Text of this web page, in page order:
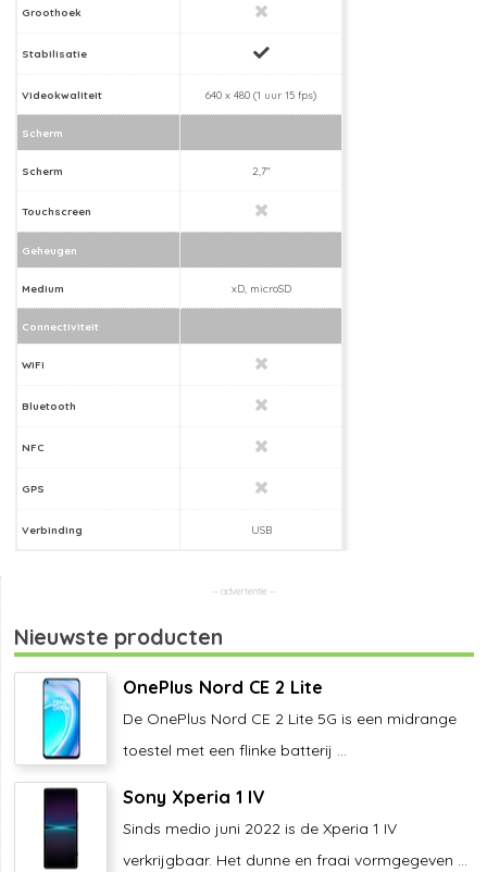
Groothoek
Stabilisatie
Videokwaliteit 640 x 480 (1 uur 15 fps)
Scherm
Scherm 2,7"
Touchscreen
Geheugen
Medium xD, microSD
Connectiviteit
WiFi
Bluetooth
NFC
GPS
Verbinding USB
Nieuwste producten
OnePlus Nord CE 2 Lite
De OnePlus Nord CE 2 Lite 5G is een midrange
toestel met een flinke batterij ...
Sony Xperia 1 IV
Sinds medio juni 2022 is de Xperia 1 IV
verkrijgbaar. Het dunne en fraai vormgegeven ...